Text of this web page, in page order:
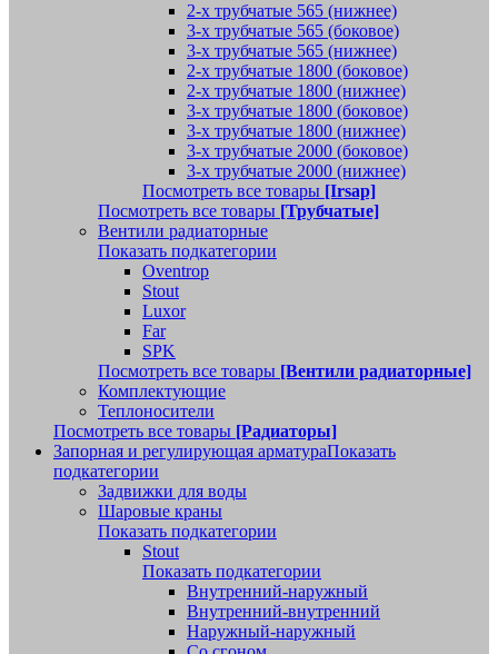
2-х трубчатые 565 (нижнее)
3-х трубчатые 565 (боковое)
3-х трубчатые 565 (нижнее)
2-х трубчатые 1800 (боковое)
2-х трубчатые 1800 (нижнее)
3-х трубчатые 1800 (боковое)
3-х трубчатые 1800 (нижнее)
3-х трубчатые 2000 (боковое)
3-х трубчатые 2000 (нижнее)
Посмотреть все товары [Irsap]
Посмотреть все товары [Трубчатые]
Вентили радиаторные
Показать подкатегории
Oventrop
Stout
Luxor
Far
SPK
Посмотреть все товары [Вентили радиаторные]
Комплектующие
Теплоносители
Посмотреть все товары [Радиаторы]
Запорная и регулирующая арматураПоказать
подкатегории
Задвижки для воды
Шаровые краны
Показать подкатегории
Stout
Показать подкатегории
Внутренний-наружный
Внутренний-внутренний
Наружный-наружный